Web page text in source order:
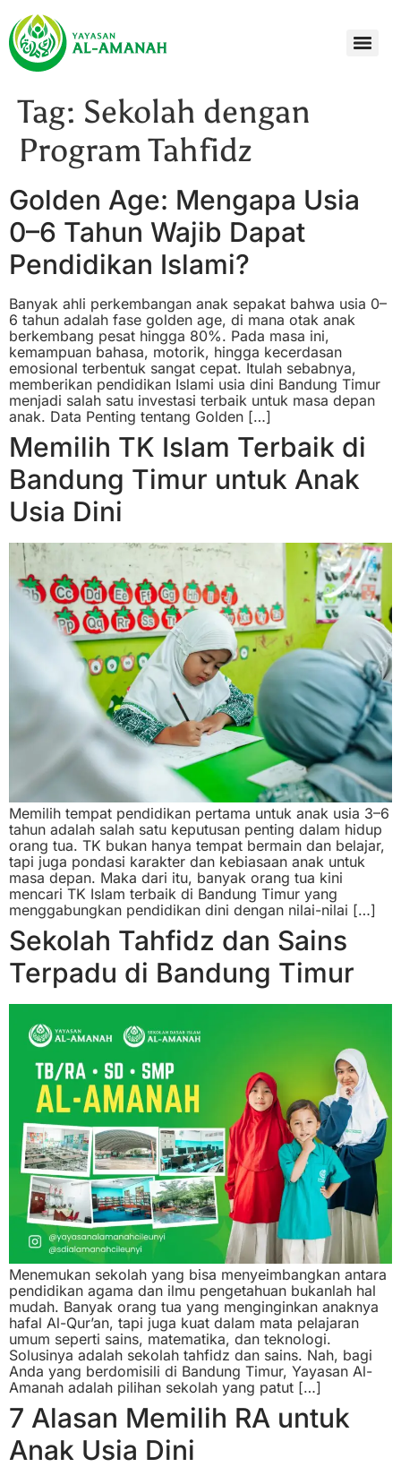
Tag: Sekolah dengan
Program Tahfidz
Golden Age: Mengapa Usia
0–6 Tahun Wajib Dapat
Pendidikan Islami?
Banyak ahli perkembangan anak sepakat bahwa usia 0–
6 tahun adalah fase golden age, di mana otak anak
berkembang pesat hingga 80%. Pada masa ini,
kemampuan bahasa, motorik, hingga kecerdasan
emosional terbentuk sangat cepat. Itulah sebabnya,
memberikan pendidikan Islami usia dini Bandung Timur
menjadi salah satu investasi terbaik untuk masa depan
anak. Data Penting tentang Golden […]
Memilih TK Islam Terbaik di
Bandung Timur untuk Anak
Usia Dini
Memilih tempat pendidikan pertama untuk anak usia 3–6
tahun adalah salah satu keputusan penting dalam hidup
orang tua. TK bukan hanya tempat bermain dan belajar,
tapi juga pondasi karakter dan kebiasaan anak untuk
masa depan. Maka dari itu, banyak orang tua kini
mencari TK Islam terbaik di Bandung Timur yang
menggabungkan pendidikan dini dengan nilai-nilai […]
Sekolah Tahfidz dan Sains
Terpadu di Bandung Timur
Menemukan sekolah yang bisa menyeimbangkan antara
pendidikan agama dan ilmu pengetahuan bukanlah hal
mudah. Banyak orang tua yang menginginkan anaknya
hafal Al-Qur’an, tapi juga kuat dalam mata pelajaran
umum seperti sains, matematika, dan teknologi.
Solusinya adalah sekolah tahfidz dan sains. Nah, bagi
Anda yang berdomisili di Bandung Timur, Yayasan Al-
Amanah adalah pilihan sekolah yang patut […]
7 Alasan Memilih RA untuk
Anak Usia Dini